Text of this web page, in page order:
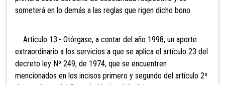
someterá en lo demás a las reglas que rigen dicho bono.
Articulo 13.- Otórgase, a contar del año 1998, un aporte
extraordinario a los servicios a que se aplica el artículo 23 del
decreto ley Nº 249, de 1974, que se encuentren
mencionados en los incisos primero y segundo del artículo 2º